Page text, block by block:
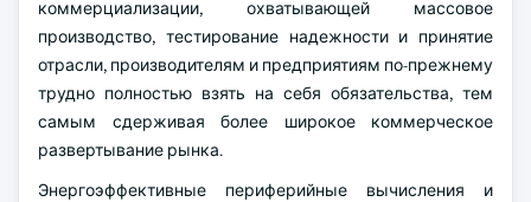
коммерциализации, охватывающей массовое
производство, тестирование надежности и принятие
отрасли, производителям и предприятиям по-прежнему
трудно полностью взять на себя обязательства, тем
самым сдерживая более широкое коммерческое
развертывание рынка.
Энергоэффективные периферийные вычисления и